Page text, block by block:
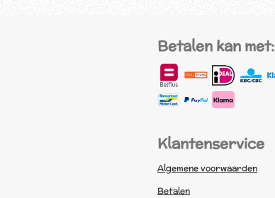
Betalen kan met:
Klantenservice
Algemene voorwaarden
Betalen